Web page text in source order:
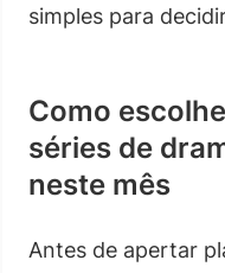
simples para
Como
séries de
neste mês
Antes de apertar